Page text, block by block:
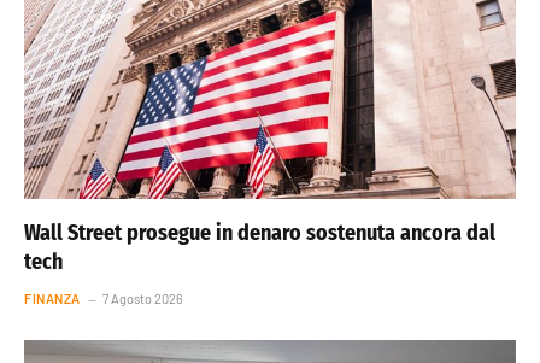
Wall Street prosegue in denaro sostenuta ancora dal
tech
FINANZA 7 Agosto 2026